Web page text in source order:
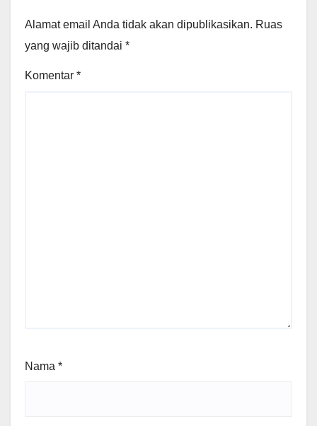
Alamat email Anda tidak akan dipublikasikan. Ruas
yang wajib ditandai *
Komentar *
Nama *